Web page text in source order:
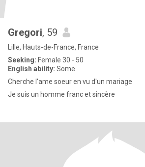
Gregori, 59
Lille, Hauts-de-France, France
Seeking: Female 30 - 50
English ability: Some
Cherche l'ame soeur en vu d'un mariage
Je suis un homme franc et sincère